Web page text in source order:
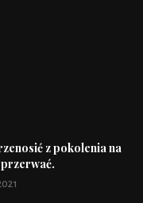
z pokolenia na